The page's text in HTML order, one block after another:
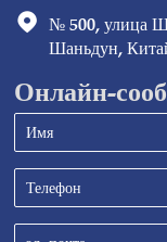
 № 500, улица
Шаньдун,
Онлайн-